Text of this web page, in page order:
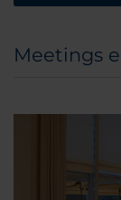
Meetings